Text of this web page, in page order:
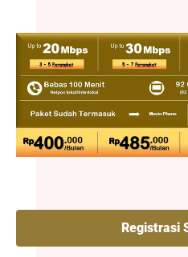
Registrasi